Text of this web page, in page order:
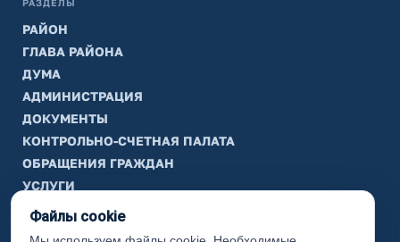
РАЗДЕЛЫ
РАЙОН
ГЛАВА РАЙОНА
ДУМА
АДМИНИСТРАЦИЯ
ДОКУМЕНТЫ
КОНТРОЛЬНО-СЧЕТНАЯ ПАЛАТА
ОБРАЩЕНИЯ ГРАЖДАН
УСЛУГИ
ТИК
Файлы cookie